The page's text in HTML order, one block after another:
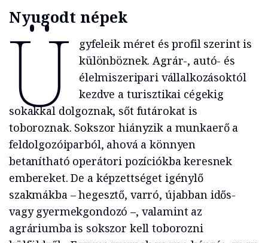
Nyugodt népek
Ü
gyfeleik méret és profil szerint is
különböznek. Agrár-, autó- és
élelmiszeripari vállalkozásoktól
kezdve a turisztikai cégekig
sokakkal dolgoznak, sőt futárokat is
toboroznak. Sokszor hiányzik a munkaerő a
feldolgozóiparból, ahová a könnyen
betanítható operátori pozíciókba keresnek
embereket. De a képzettséget igénylő
szakmákba – hegesztő, varró, újabban idős-
vagy gyermekgondozó –, valamint az
agráriumba is sokszor kell toborozni